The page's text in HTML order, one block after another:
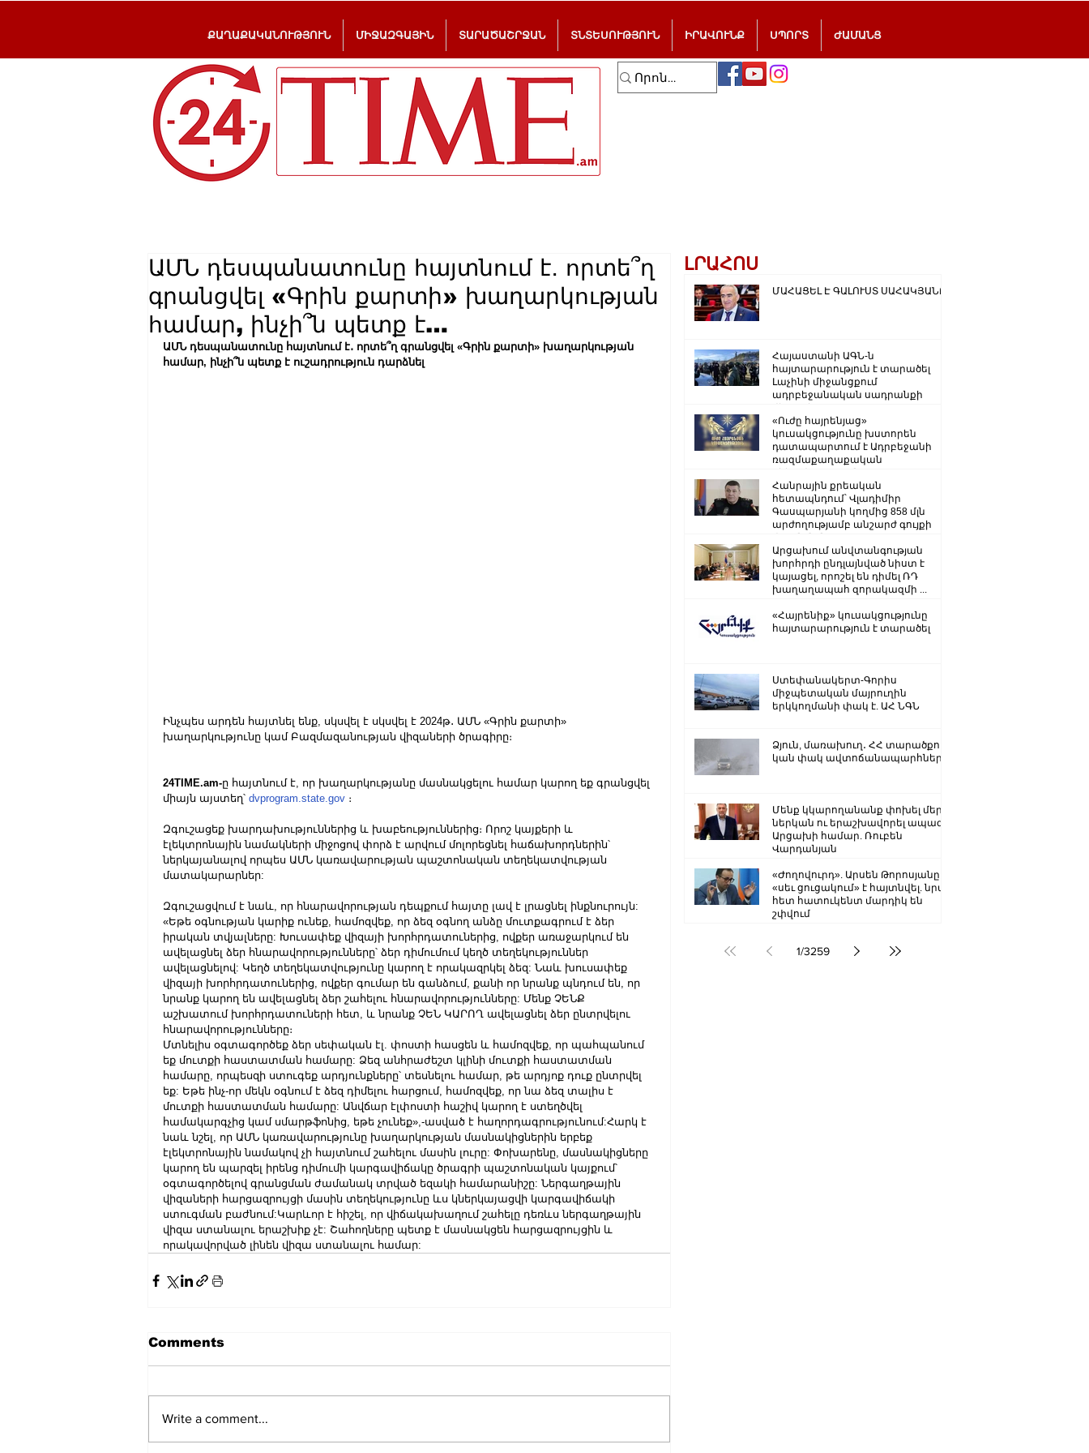
ՔԱՂԱՔԱԿԱՆՈՒԹՅՈՒՆ ՄԻՋԱԶԳԱՅԻՆ ՏԱՐԱԾԱՇՐՋԱՆ ՏՆՏԵՍՈՒԹՅՈՒՆ ԻՐԱՎՈՒՆՔ ՍՊՈՐՏ ԺԱՄԱՆՑ
ԱՄՆ դեսպանատունը հայտնում է․ որտե՞ղ
գրանցվել «Գրին քարտի» խաղարկության
համար, ինչի՞ն պետք է…
ԱՄՆ դեսպանատունը հայտնում է․ որտե՞ղ գրանցվել «Գրին քարտի» խաղարկության
համար, ինչի՞ն պետք է ուշադրություն դարձնել
Ինչպես արդեն հայտնել ենք, սկսվել է սկսվել է 2024թ․ ԱՄՆ «Գրին քարտի»
խաղարկությունը կամ Բազմազանության վիզաների ծրագիրը։
24TIME.am-ը հայտնում է, որ խաղարկությանը մասնակցելու համար կարող եք գրանցվել
միայն այստեղ՝ dvprogram.state.gov ։
Զգուշացեք խարդախություններից և խաբեություններից։ Որոշ կայքերի և
էլեկտրոնային նամակների միջոցով փորձ է արվում մոլորեցնել հաճախորդներին՝
ներկայանալով որպես ԱՄՆ կառավարության պաշտոնական տեղեկատվության
մատակարարներ:
Զգուշացվում է նաև, որ հնարավորության դեպքում հայտը լավ է լրացնել ինքնուրույն:
«Եթե ​​օգնության կարիք ունեք, համոզվեք, որ ձեզ օգնող անձը մուտքագրում է ձեր
իրական տվյալները: Խուսափեք վիզայի խորհրդատուներից, ովքեր առաջարկում են
ավելացնել ձեր հնարավորությունները՝ ձեր դիմումում կեղծ տեղեկություններ
ավելացնելով: Կեղծ տեղեկատվությունը կարող է որակազրկել ձեզ: Նաև խուսափեք
վիզայի խորհրդատուներից, ովքեր գումար են գանձում, քանի որ նրանք պնդում են, որ
նրանք կարող են ավելացնել ձեր շահելու հնարավորությունները: Մենք ՉԵՆՔ
աշխատում խորհրդատուների հետ, և նրանք ՉԵՆ ԿԱՐՈՂ ավելացնել ձեր ընտրվելու
հնարավորությունները։
Մտնելիս օգտագործեք ձեր սեփական էլ. փոստի հասցեն և համոզվեք, որ պահպանում
եք մուտքի հաստատման համարը: Ձեզ անհրաժեշտ կլինի մուտքի հաստատման
համարը, որպեսզի ստուգեք արդյունքները՝ տեսնելու համար, թե արդյոք դուք ընտրվել
եք: Եթե ​​ինչ-որ մեկն օգնում է ձեզ դիմելու հարցում, համոզվեք, որ նա ձեզ տալիս է
մուտքի հաստատման համարը: Անվճար էլփոստի հաշիվ կարող է ստեղծվել
համակարգչից կամ սմարթֆոնից, եթե չունեք»,-ասված է հաղորդագրությունում:Հարկ է
նաև նշել, որ ԱՄՆ կառավարությունը խաղարկության մասնակիցներին երբեք
էլեկտրոնային նամակով չի հայտնում շահելու մասին լուրը: Փոխարենը, մասնակիցները
կարող են պարզել իրենց դիմումի կարգավիճակը ծրագրի պաշտոնական կայքում՝
օգտագործելով գրանցման ժամանակ տրված եզակի համարանիշը: Ներգաղթային
վիզաների հարցազրույցի մասին տեղեկությունը ևս կներկայացվի կարգավիճակի
ստուգման բաժնում:Կարևոր է հիշել, որ վիճակախաղում շահելը դեռևս ներգաղթային
վիզա ստանալու երաշխիք չէ: Շահողները պետք է մասնակցեն հարցազրույցին և
որակավորված լինեն վիզա ստանալու համար:
Comments
Write a comment...
ԼՐԱՀՈՍ
ՄԱՀԱՑԵԼ Է ԳԱԼՈՒՍՏ ՍԱՀԱԿՅԱՆԸ
Հայաստանի ԱԳՆ-ն
հայտարարություն է տարածել
Լաչինի միջանցքում
ադրբեջանական սադրանքի
«Ուժը հայրենյաց»
կուսակցությունը խստորեն
դատապարտում է Ադրբեջանի
ռազմաքաղաքական
Հանրային քրեական
հետապնդում՝ Վլադիմիր
Գասպարյանի կողմից 858 մլն
արժողությամբ անշարժ գույքի
Արցախում անվտանգության
խորհրդի ընդլայնված նիստ է
կայացել, որոշել են դիմել ՌԴ
խաղաղապահ զորակազմի ...
«Հայրենիք» կուսակցությունը
հայտարարություն է տարածել
Ստեփանակերտ-Գորիս
միջպետական մայրուղին
երկկողմանի փակ է. ԱՀ ՆԳՆ
Ձյուն, մառախուղ․ ՀՀ տարածքում
կան փակ ավտոճանապարհներ
Մենք կկարողանանք փոխել մեր
ներկան ու երաշխավորել ապագա
Արցախի համար. Ռուբեն
Վարդանյան
«Ժողովուրդ». Արսեն Թորոսյանը
«սեւ ցուցակում» է հայտնվել. նրա
հետ հատուկենտ մարդիկ են
շփվում
1/3259